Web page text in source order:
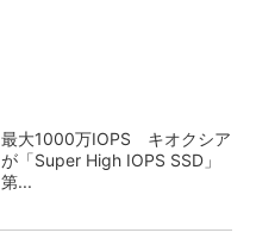
最大1000万IOPS キオクシア
が「Super High IOPS SSD」
第...